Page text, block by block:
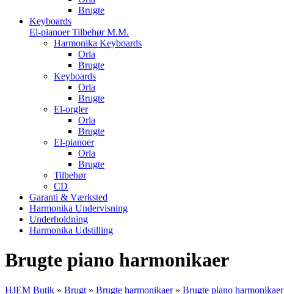
Brugte
Keyboards
El-pianoer Tilbehør M.M.
Harmonika Keyboards
Orla
Brugte
Keyboards
Orla
Brugte
El-orgler
Orla
Brugte
El-pianoer
Orla
Brugte
Tilbehør
CD
Garanti & Værksted
Harmonika Undervisning
Underholdning
Harmonika Udstilling
Brugte piano harmonikaer
HJEM Butik » Brugt » Brugte harmonikaer» Brugte piano harmonikaer